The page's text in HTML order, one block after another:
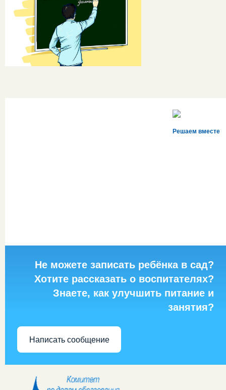
Решаем вместе
Не можете записать ребёнка в сад?
Хотите рассказать о воспитателях?
Знаете, как улучшить питание и
занятия?
Написать сообщение